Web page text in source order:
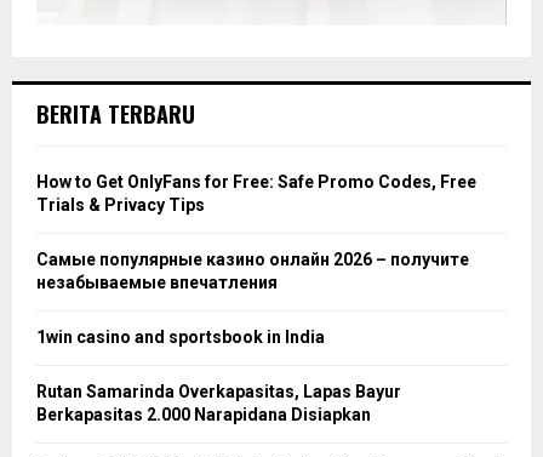
BERITA TERBARU
How to Get OnlyFans for Free: Safe Promo Codes, Free
Trials & Privacy Tips
Самые популярные казино онлайн 2026 – получите
незабываемые впечатления
1win casino and sportsbook in India
Rutan Samarinda Overkapasitas, Lapas Bayur
Berkapasitas 2.000 Narapidana Disiapkan